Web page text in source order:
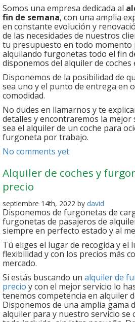
Somos una empresa dedicada al
fin de semana, con una amplia
en constante evolución y
de las necesidades de nuestros
tu presupuesto en todo momento
alquilando furgonetas todo el fin
disponemos del alquiler de coches
Disponemos de la posibilidad de
sea uno y el punto de entrega en
comodidad.
No dudes en llamarnos y te
detalles y encontraremos la
sea el alquiler de un coche para
furgoneta por trabajo.
No comments yet
Alquiler de coches y
precio
septiembre 14th, 2022 by david
Disponemos de furgonetas de
furgonetas de pasajeros de
siempre en perfecto estado y al
Tú eliges el lugar de recogida y el
flexibilidad y con los precios más
mercado.
Si estás buscando un alquiler de
precio y con el mejor servicio lo
tenemos competencia en alquiler
Disponemos de una amplia gama
alquiler para y nuestro servicio se